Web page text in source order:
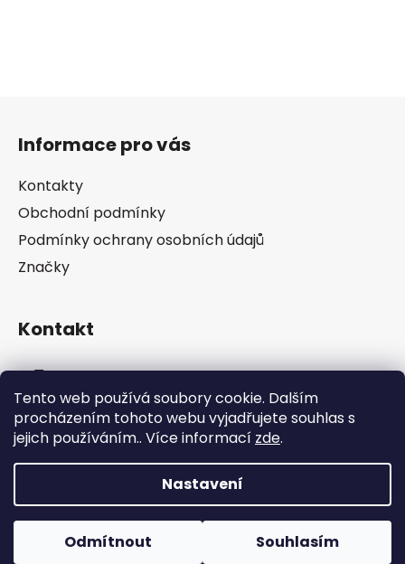
Tento web používá soubory cookie. Dalším
procházením tohoto webu vyjadřujete souhlas s
jejich používáním.. Více informací zde.
Nastavení
Odmítnout Souhlasím
Informace pro vás
Kontakty
Obchodní podmínky
Podmínky ochrany osobních údajů
Značky
Kontakt
info@pip-zevl.cz
605 871 228
Vytvořil Shoptet
Copyright 2026
. Všechna práva